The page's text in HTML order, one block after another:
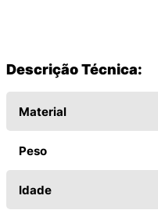
Descrição Técnica:
Material
Peso
Idade